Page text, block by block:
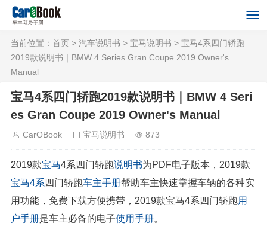
当前位置： 首页 > 汽车说明书 > 宝马说明书 > 宝马4系四门轿跑
2019款说明书｜BMW 4 Series Gran Coupe 2019 Owner's
Manual
宝马4系四门轿跑2019款说明书｜BMW 4 Seri
es Gran Coupe 2019 Owner's Manual
CarOBook 宝马说明书 873
2019款宝马4系四门轿跑说明书为PDF电子版本，2019款
宝马4系 四门轿跑车主手册帮助车主快速掌握车辆的各种实
用功能，免费下载方便携带，2019款宝马4系四门轿跑用
户手册是车主必备的电子使用手册。